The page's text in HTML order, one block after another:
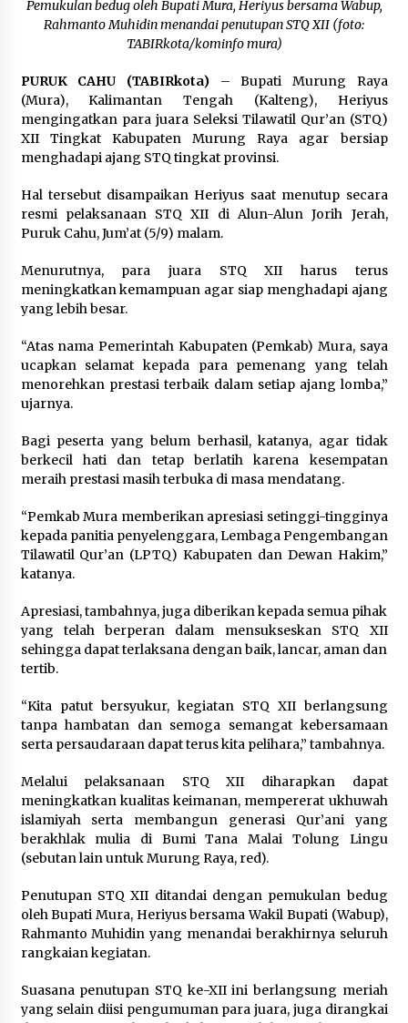
Pemukulan bedug oleh Bupati Mura, Heriyus bersama Wabup,
Rahmanto Muhidin menandai penutupan STQ XII (foto:
TABIRkota/kominfo mura)
PURUK CAHU (TABIRkota)– Bupati Murung Raya
(Mura), Kalimantan Tengah (Kalteng), Heriyus
mengingatkan para juara Seleksi Tilawatil Qur’an (STQ)
XII Tingkat Kabupaten Murung Raya agar bersiap
menghadapi ajang STQ tingkat provinsi.
Hal tersebut disampaikan Heriyus saat menutup secara
resmi pelaksanaan STQ XII di Alun-Alun Jorih Jerah,
Puruk Cahu, Jum’at (5/9) malam.
Menurutnya, para juara STQ XII harus terus
meningkatkan kemampuan agar siap menghadapi ajang
yang lebih besar.
“Atas nama Pemerintah Kabupaten (Pemkab) Mura, saya
ucapkan selamat kepada para pemenang yang telah
menorehkan prestasi terbaik dalam setiap ajang lomba,”
ujarnya.
Bagi peserta yang belum berhasil, katanya, agar tidak
berkecil hati dan tetap berlatih karena kesempatan
meraih prestasi masih terbuka di masa mendatang.
“Pemkab Mura memberikan apresiasi setinggi-tingginya
kepada panitia penyelenggara, Lembaga Pengembangan
Tilawatil Qur’an (LPTQ) Kabupaten dan Dewan Hakim,”
katanya.
Apresiasi, tambahnya, juga diberikan kepada semua pihak
yang telah berperan dalam mensukseskan STQ XII
sehingga dapat terlaksana dengan baik, lancar, aman dan
tertib.
“Kita patut bersyukur, kegiatan STQ XII berlangsung
tanpa hambatan dan semoga semangat kebersamaan
serta persaudaraan dapat terus kita pelihara,” tambahnya.
Melalui pelaksanaan STQ XII diharapkan dapat
meningkatkan kualitas keimanan, mempererat ukhuwah
islamiyah serta membangun generasi Qur’ani yang
berakhlak mulia di Bumi Tana Malai Tolung Lingu
(sebutan lain untuk Murung Raya, red).
Penutupan STQ XII ditandai dengan pemukulan bedug
oleh Bupati Mura, Heriyus bersama Wakil Bupati (Wabup),
Rahmanto Muhidin yang menandai berakhirnya seluruh
rangkaian kegiatan.
Suasana penutupan STQ ke-XII ini berlangsung meriah
yang selain diisi pengumuman para juara, juga dirangkai